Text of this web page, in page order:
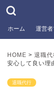
ホーム 運営
HOME > 退職代
安心して良い理
退職代行